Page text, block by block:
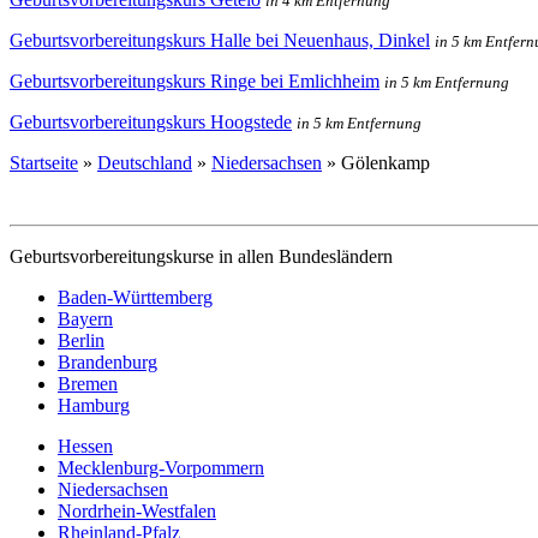
Geburtsvorbereitungskurs Halle bei Neuenhaus, Dinkel in 5 km
Geburtsvorbereitungskurs Ringe bei Emlichheim in 5 km Entfernung
Geburtsvorbereitungskurs Hoogstede in 5 km Entfernung
Startseite » Deutschland » Niedersachsen » Gölenkamp
Geburtsvorbereitungskurse in allen Bundesländern
Baden-Württemberg
Bayern
Berlin
Brandenburg
Bremen
Hamburg
Hessen
Mecklenburg-Vorpommern
Niedersachsen
Nordrhein-Westfalen
Rheinland-Pfalz